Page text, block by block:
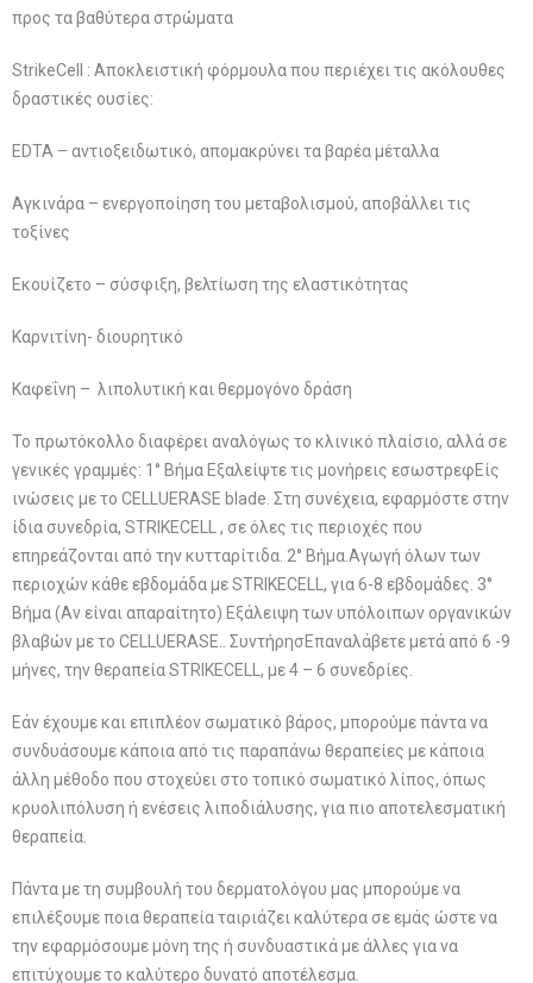
προς τα βαθύτερα στρώματα
StrikeCell : Αποκλειστική φόρμουλα που περιέχει τις ακόλουθες
δραστικές ουσίες:
EDTA – αντιοξειδωτικό, απομακρύνει τα βαρέα μέταλλα
Αγκινάρα – ενεργοποίηση του μεταβολισμού, αποβάλλει τις
τοξίνες
Εκουίζετο – σύσφιξη, βελτίωση της ελαστικότητας
Καρνιτίνη- διουρητικό
Καφεΐνη – λιπολυτική και θερμογόνο δράση
Το πρωτόκολλο διαφέρει αναλόγως το κλινικό πλαίσιο, αλλά σε
γενικές γραμμές: 1° Βήμα Εξαλείψτε τις μονήρεις εσωστρεφΕίς
ινώσεις με το CELLUERASE blade. Στη συνέχεια, εφαρμόστε στην
ίδια συνεδρία, STRIKECELL , σε όλες τις περιοχές που
επηρεάζονται από την κυτταρίτιδα. 2° Βήμα.Αγωγή όλων των
περιοχών κάθε εβδομάδα με STRIKECELL, για 6-8 εβδομάδες. 3°
Βήμα (Αν είναι απαραίτητο) Εξάλειψη των υπόλοιπων οργανικών
βλαβών με το CELLUERASE.. ΣυντήρησΕπαναλάβετε μετά από 6 -9
μήνες, την θεραπεία STRIKECELL, με 4 – 6 συνεδρίες.
Eάν έχουμε και επιπλέον σωματικό βάρος, μπορούμε πάντα να
συνδυάσουμε κάποια από τις παραπάνω θεραπείες με κάποια
άλλη μέθοδο που στοχεύει στο τοπικό σωματικό λίπος, όπως
κρυολιπόλυση ή ενέσεις λιποδιάλυσης, για πιο αποτελεσματική
θεραπεία.
Πάντα με τη συμβουλή του δερματολόγου μας μπορούμε να
επιλέξουμε ποια θεραπεία ταιριάζει καλύτερα σε εμάς ώστε να
την εφαρμόσουμε μόνη της ή συνδυαστικά με άλλες για να
επιτύχουμε το καλύτερο δυνατό αποτέλεσμα.